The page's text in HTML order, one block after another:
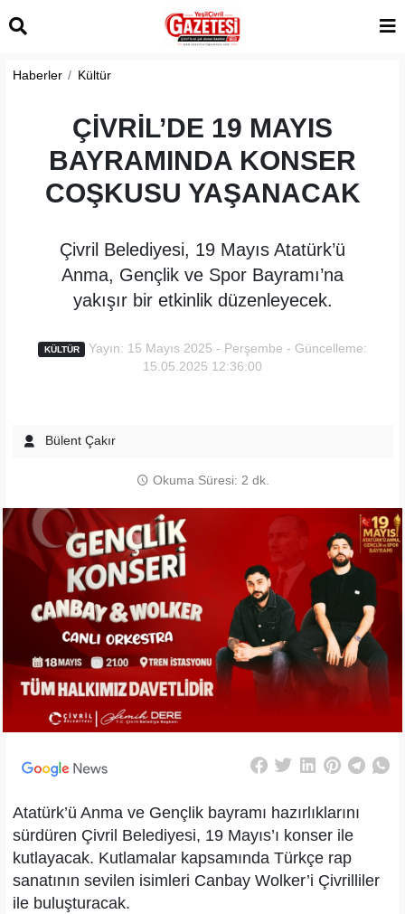
Haberler Kültür
ÇİVRİL’DE 19 MAYIS
BAYRAMINDA KONSER
COŞKUSU YAŞANACAK
Çivril Belediyesi, 19 Mayıs Atatürk’ü
Anma, Gençlik ve Spor Bayramı’na
yakışır bir etkinlik düzenleyecek.
KÜLTÜR
Yayın: 15 Mayıs 2025 - Perşembe - Güncelleme:
15.05.2025 12:36:00
Bülent Çakır
Okuma Süresi: 2 dk.
Atatürk’ü Anma ve Gençlik bayramı hazırlıklarını
sürdüren Çivril Belediyesi, 19 Mayıs’ı konser ile
kutlayacak. Kutlamalar kapsamında Türkçe rap
sanatının sevilen isimleri Canbay Wolker’i Çivrilliler
ile buluşturacak.